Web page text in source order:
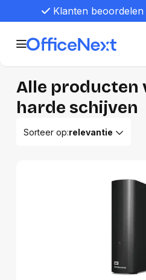
Klanten
Alle producten
harde schijven
Sorteer op:relevantie